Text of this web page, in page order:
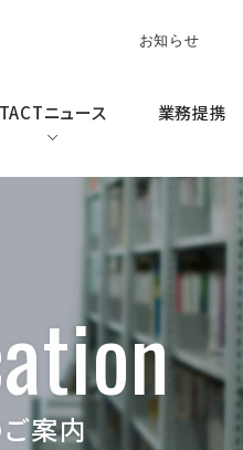
TACTニュース 業務提携
お知らせ
案内